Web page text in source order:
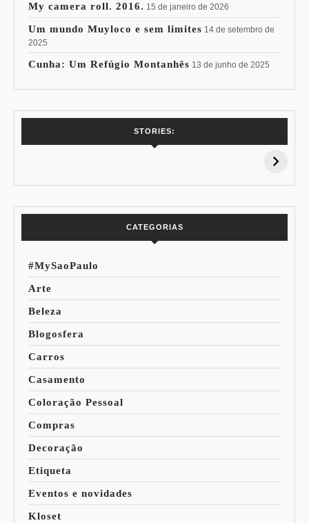
My camera roll. 2016. 15 de janeiro de 2026
Um mundo Muyloco e sem limites 14 de setembro de
2025
Cunha: Um Refúgio Montanhês 13 de junho de 2025
STORIES:
15% de
Pessoal: Os
CATEGORIAS
#MySaoPaulo
Arte
Beleza
Blogosfera
Carros
Casamento
Coloração Pessoal
Compras
Decoração
Etiqueta
Eventos e novidades
Kloset